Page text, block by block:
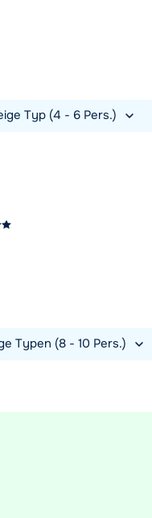
Typ (4 - 6 Pers.)
Typen (8 - 10 Pers.)